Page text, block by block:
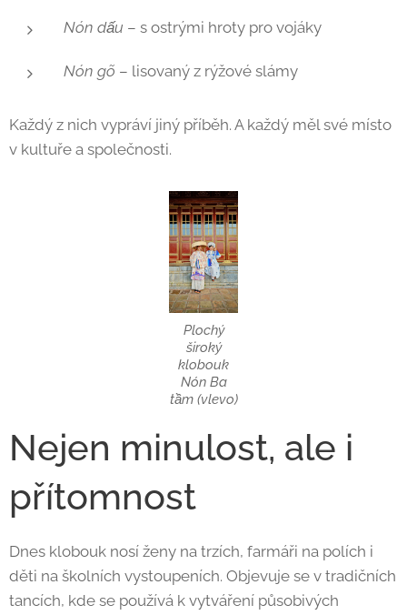
Nón dấu – s ostrými hroty pro vojáky
Nón gõ – lisovaný z rýžové slámy
Každý z nich vypráví jiný příběh. A každý měl své místo
v kultuře a společnosti.
Plochý
široký
klobouk
Nón Ba
tầm (vlevo)
Nejen minulost, ale i
přítomnost
Dnes klobouk nosí ženy na trzích, farmáři na polích i
děti na školních vystoupeních. Objevuje se v tradičních
tancích, kde se používá k vytváření působivých